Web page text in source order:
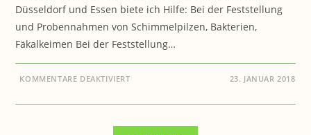
Düsseldorf und Essen biete ich Hilfe: Bei der Feststellung
und Probennahmen von Schimmelpilzen, Bakterien,
Fäkalkeimen Bei der Feststellung…
KOMMENTARE DEAKTIVIERTFÜR
GESUNDHEIT:
BAUBIOLOGE
23. JANUAR 2018